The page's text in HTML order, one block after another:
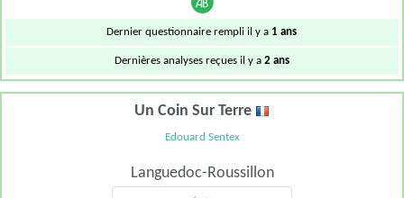
Dernier questionnaire rempli il y a 1 ans
Dernières analyses reçues il y a 2 ans
Un Coin Sur Terre
Edouard Sentex
Languedoc-Roussillon